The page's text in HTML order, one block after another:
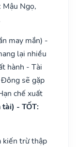
Mậu Ngọ,
may mắn) -
lại nhiều
hành - Tài
sẽ gặp
chế xuất
- TỐT:
kiến trừ thập